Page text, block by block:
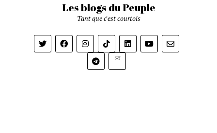
Les blogs du Peuple
Tant que c'est courtois